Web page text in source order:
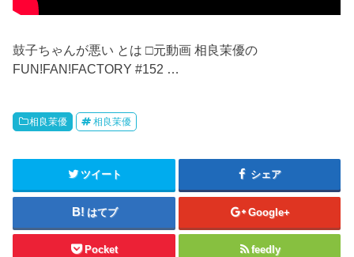
鼓子ちゃんが悪い とは □元動画 相良茉優の
FUN!FAN!FACTORY #152 …
相良茉優 相良茉優
ツイート シェア
はてブ Google+
Pocket feedly